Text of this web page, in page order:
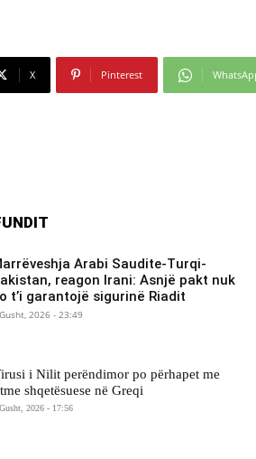
X Pinterest
Arabi Saudite-Turqi-
reagon Irani: Asnjë pakt nuk
t’i garantojë sigurinë Riadit
2026 - 23:49
i Nilit perëndimor po përhapet me
shqetësuese në Greqi
2026 - 17:56